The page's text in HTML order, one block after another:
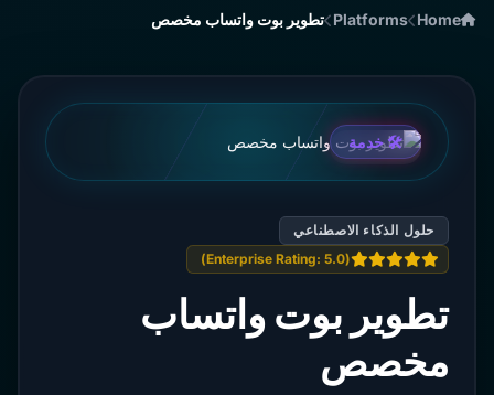
Home
Platforms تطوير بوت واتساب مخصص
🛠️ خدمة
حلول الذكاء الاصطناعي
(Enterprise Rating: 5.0)
تطوير بوت واتساب
مخصص